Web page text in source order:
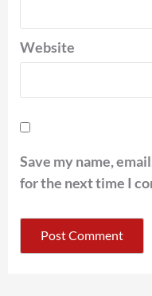
Website
Save my name,
for the next time I